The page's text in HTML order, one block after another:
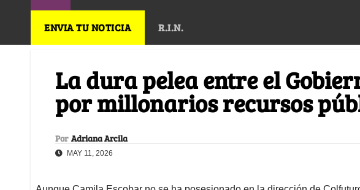
ENVIA TU NOTICIA R.I.N.
La dura pelea entre el
por millonarios recursos
Por Adriana Arcila
MAY 11, 2026